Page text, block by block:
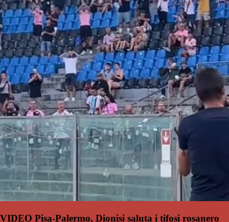
VIDEO Pisa-Palermo, Dionisi saluta i tifosi rosanero